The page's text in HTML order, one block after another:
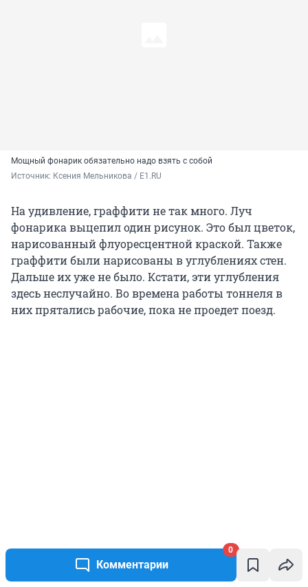
Комментарии
0
Мощный фонарик обязательно надо взять с собой
Источник: Ксения Мельникова / E1.RU
На удивление, граффити не так много. Луч
фонарика выцепил один рисунок. Это был цветок,
нарисованный флуоресцентной краской. Также
граффити были нарисованы в углублениях стен.
Дальше их уже не было. Кстати, эти углубления
здесь неслучайно. Во времена работы тоннеля в
них прятались рабочие, пока не проедет поезд.
Пройдя чуть дальше, мы услышали звук